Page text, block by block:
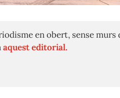
en obert, sense murs
aquest editorial.